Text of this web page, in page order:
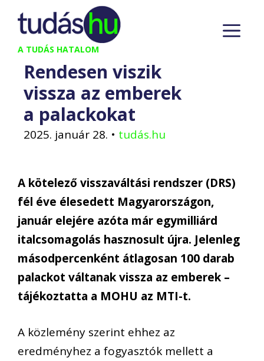
Kilépés
tartalomba
A TUDÁS HATALOM
Rendesen viszik
vissza az emberek
a palackokat
2025. január 28. • tudás.hu
A kötelező visszaváltási rendszer (DRS)
fél éve élesedett Magyarországon,
január elejére azóta már egymilliárd
italcsomagolás hasznosult újra. Jelenleg
másodpercenként átlagosan 100 darab
palackot váltanak vissza az emberek –
tájékoztatta a MOHU az MTI-t.
A közlemény szerint ehhez az
eredményhez a fogyasztók mellett a